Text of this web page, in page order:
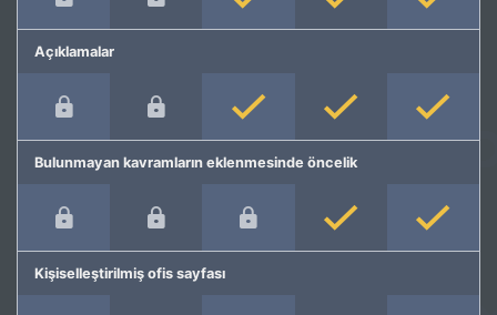
Açıklamalar
Bulunmayan kavramların eklenmesinde öncelik
Kişiselleştirilmiş ofis sayfası